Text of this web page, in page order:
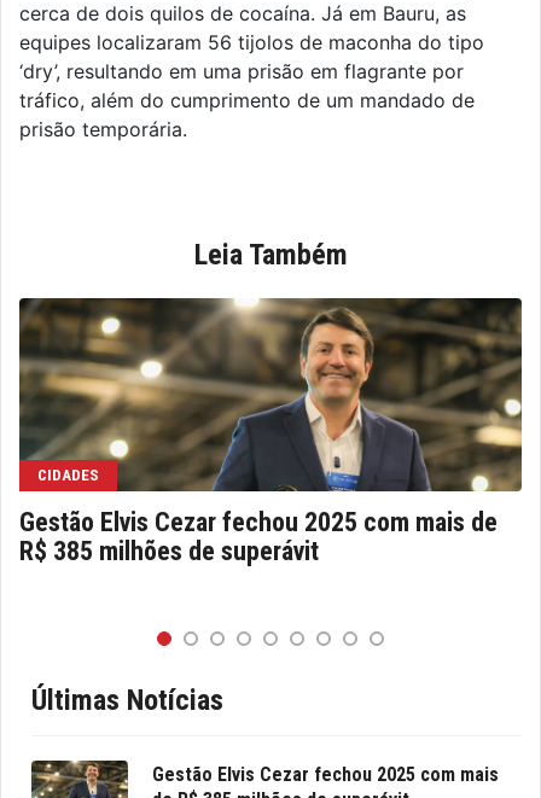
cerca de dois quilos de cocaína. Já em Bauru, as
equipes localizaram 56 tijolos de maconha do tipo
‘dry’, resultando em uma prisão em flagrante por
tráfico, além do cumprimento de um mandado de
prisão temporária.
Leia Também
CIDADES
Gestão Elvis Cezar fechou 2025 com mais de
R$ 385 milhões de superávit
Últimas Notícias
Gestão Elvis Cezar fechou 2025 com mais